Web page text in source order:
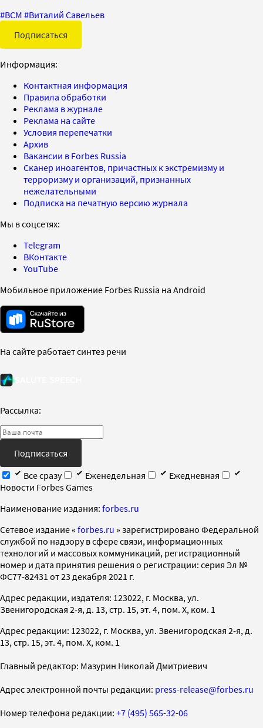
#ВСМ #Виталий Савельев
Подписаться
Информация:
Контактная информация
Правила обработки
Реклама в журнале
Реклама на сайте
Условия перепечатки
Архив
Вакансии в Forbes Russia
Сканер иноагентов, причастных к экстремизму и
терроризму и организаций, признанных
нежелательными
Подписка на печатную версию журнала
Мы в соцсетях:
Telegram
ВКонтакте
YouTube
Мобильное приложение Forbes Russia на Android
На сайте работает синтез речи
Рассылка:
Подписаться
Все сразу
Еженедельная
Ежедневная
Новости Forbes Games
Наименование издания: forbes.ru
Cетевое издание « forbes.ru » зарегистрировано Федеральной
службой по надзору в сфере связи, информационных
технологий и массовых коммуникаций, регистрационный
номер и дата принятия решения о регистрации: серия Эл №
ФС77-82431 от 23 декабря 2021 г.
Адрес редакции, издателя: 123022, г. Москва, ул.
Звенигородская 2-я, д. 13, стр. 15, эт. 4, пом. X, ком. 1
Адрес редакции: 123022, г. Москва, ул. Звенигородская 2-я, д.
13, стр. 15, эт. 4, пом. X, ком. 1
Главный редактор: Мазурин Николай Дмитриевич
Адрес электронной почты редакции: press-release@forbes.ru
Номер телефона редакции: +7 (495) 565-32-06